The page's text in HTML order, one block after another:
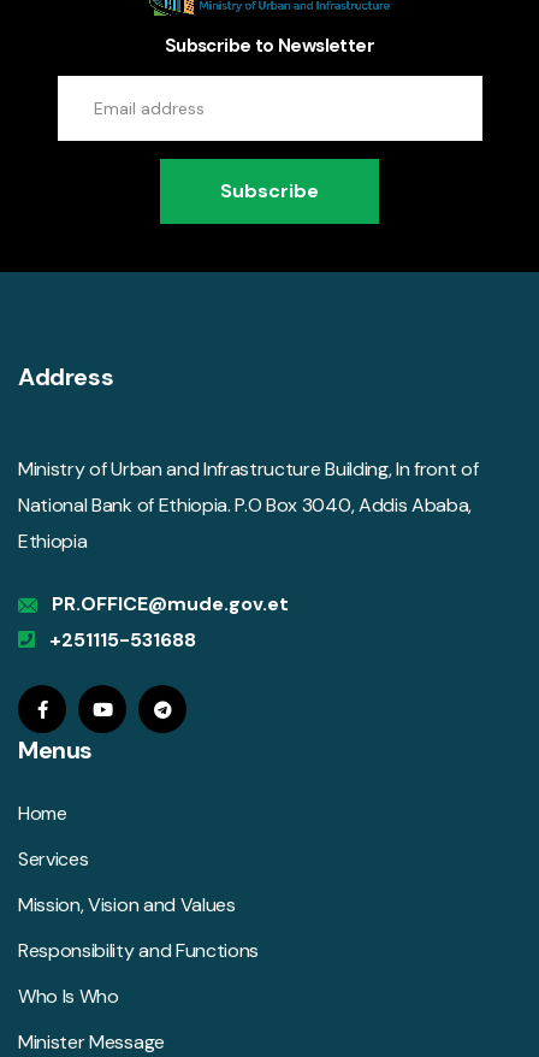
Subscribe to Newsletter
Subscribe
Address
Ministry of Urban and Infrastructure Building, In front of
National Bank of Ethiopia. P.O Box 3040, Addis Ababa,
Ethiopia
PR.OFFICE@mude.gov.et
+251115-531688
Menus
Home
Services
Mission, Vision and Values
Responsibility and Functions
Who Is Who
Minister Message